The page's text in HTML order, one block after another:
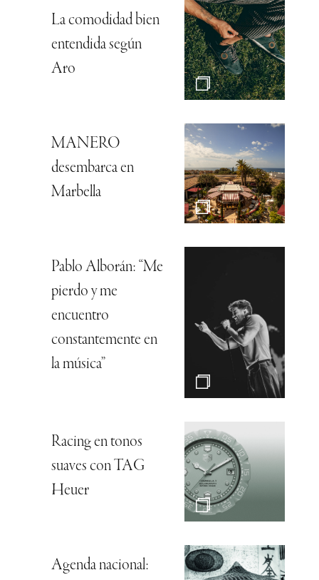
La comodidad bien
entendida según
Aro
MANERO
desembarca en
Marbella
Pablo Alborán: “Me
pierdo y me
encuentro
constantemente en
la música”
Racing en tonos
suaves con TAG
Heuer
Agenda nacional: